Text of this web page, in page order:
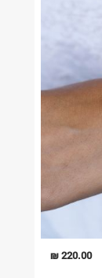
220.00 ₪